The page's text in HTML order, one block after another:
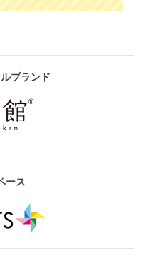
ブランド
ース